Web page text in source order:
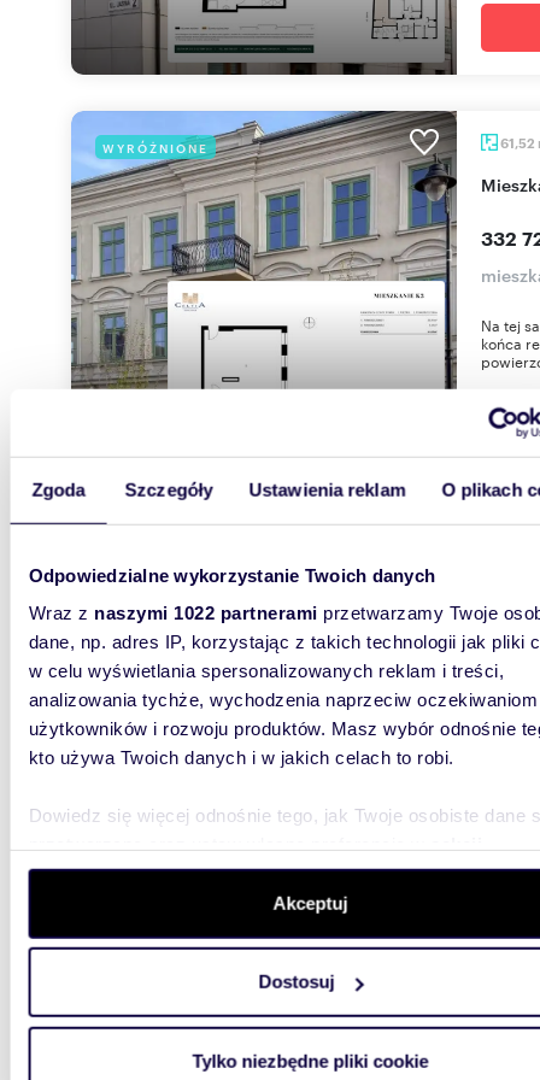
Zgoda Szczegóły Ustawienia reklam O plikach
Odpowiedzialne wykorzystanie Twoich danych
Wraz z naszymi 1022 partnerami przetwarzamy Twoje
dane, np. adres IP, korzystając z takich technologii jak pliki
w celu wyświetlania spersonalizowanych reklam i treści,
analizowania tychże, wychodzenia naprzeciw oczekiwaniom
użytkowników i rozwoju produktów. Masz wybór odnośnie
kto używa Twoich danych i w jakich celach to robi.
Dowiedz się więcej odnośnie tego, jak Twoje osobiste dane
szczegółów. W Deklaracji plików cookie możesz zmienić
wycofać swoją zgodę w dowolnej chwili.
aby oferować funkcje społecznościowe i analizować ruch w
witrynie. Informacje o tym, jak korzystasz z naszej witryny,
analitycznym. Partnerzy mogą połączyć te informacje z
Akceptuj
Dostosuj
Tylko niezbędne pliki cookie
WYRÓŻNIONE 61,52
332
Na tej
końca
754